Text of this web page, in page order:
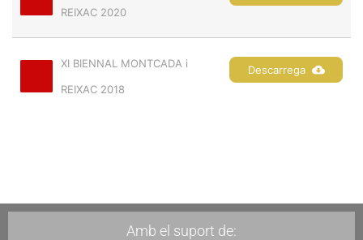
REIXAC 2020
XI BIENNAL MONTCADA i
REIXAC 2018
Descarrega
Amb el suport de: